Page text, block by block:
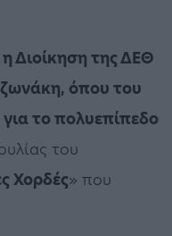
Διοίκηση της ΔΕΘ
όπου του
το πολυεπίπεδο
του
Χορδές» που